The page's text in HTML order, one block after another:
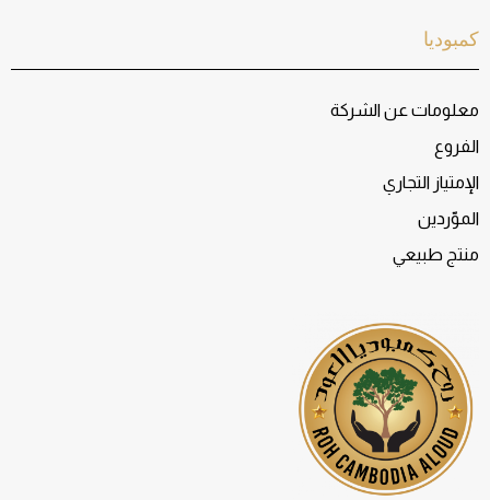
كمبوديا
معلومات عن الشركة
الفروع
الإمتياز التجاري
الموّردين
منتج طبيعي